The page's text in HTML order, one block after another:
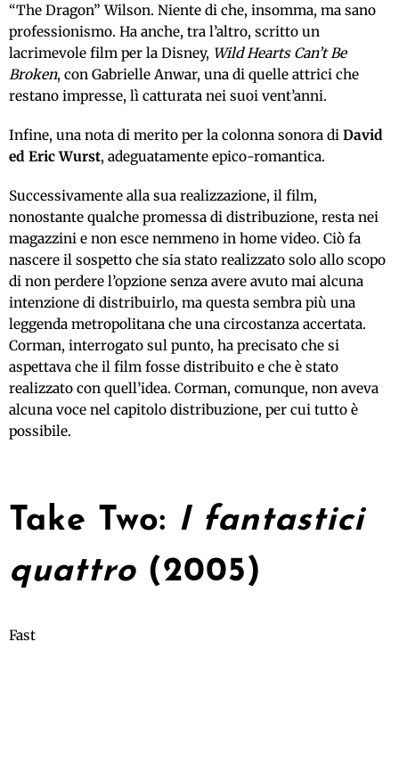
“The Dragon” Wilson. Niente di che, insomma, ma sano
professionismo. Ha anche, tra l’altro, scritto un
lacrimevole film per la Disney, Wild Hearts Can’t Be
Broken, con Gabrielle Anwar, una di quelle attrici che
restano impresse, lì catturata nei suoi vent’anni.
Infine, una nota di merito per la colonna sonora di David
ed Eric Wurst, adeguatamente epico-romantica.
Successivamente alla sua realizzazione, il film,
nonostante qualche promessa di distribuzione, resta nei
magazzini e non esce nemmeno in home video. Ciò fa
nascere il sospetto che sia stato realizzato solo allo scopo
di non perdere l’opzione senza avere avuto mai alcuna
intenzione di distribuirlo, ma questa sembra più una
leggenda metropolitana che una circostanza accertata.
Corman, interrogato sul punto, ha precisato che si
aspettava che il film fosse distribuito e che è stato
realizzato con quell’idea. Corman, comunque, non aveva
alcuna voce nel capitolo distribuzione, per cui tutto è
possibile.
Take Two: I fantastici
quattro (2005)
Fast